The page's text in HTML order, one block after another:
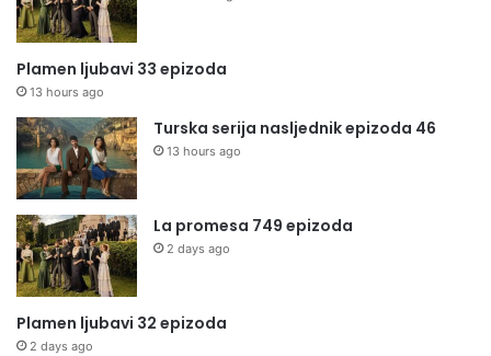
Plamen ljubavi 33 epizoda
13 hours ago
Turska serija nasljednik epizoda 46
13 hours ago
La promesa 749 epizoda
2 days ago
Plamen ljubavi 32 epizoda
2 days ago